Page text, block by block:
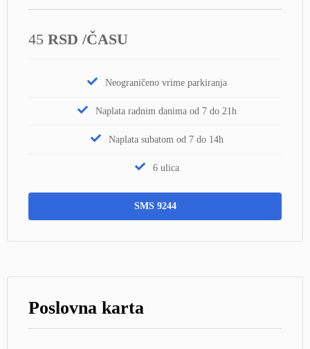
45 RSD /ČASU
Neograničeno vrime parkiranja
Naplata radnim danima od 7 do 21h
Naplata subatom od 7 do 14h
6 ulica
SMS 9244
Poslovna karta